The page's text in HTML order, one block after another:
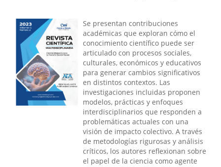
Se presentan contribuciones
académicas que exploran cómo el
conocimiento científico puede ser
articulado con procesos sociales,
culturales, económicos y educativos
para generar cambios significativos
en distintos contextos. Las
investigaciones incluidas proponen
modelos, prácticas y enfoques
interdisciplinarios que responden a
problemáticas actuales con una
visión de impacto colectivo. A través
de metodologías rigurosas y análisis
críticos, los autores reflexionan sobre
el papel de la ciencia como agente